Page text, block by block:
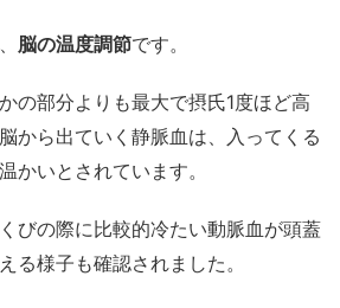
脳の温度調節です。
の部分よりも最大で摂氏1度ほど高
から出ていく静脈血は、入ってくる
かいとされています。
びの際に比較的冷たい動脈血が頭蓋
る様子も確認されました。